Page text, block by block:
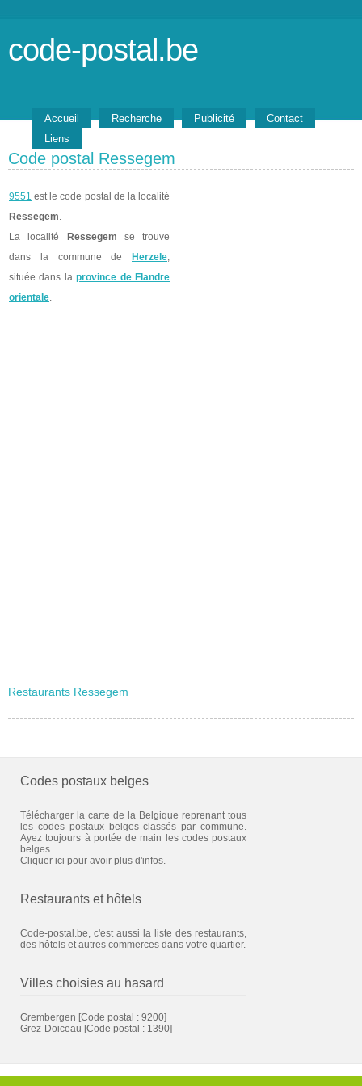
code-postal.be
Accueil Recherche Publicité
Contact
Liens
Code postal Ressegem
9551 est le code postal de la localité
Ressegem.
La localité
Ressegem se trouve
dans la commune de
Herzele,
située dans laprovince de Flandre
orientale.
Restaurants Ressegem
Codes postaux belges
Télécharger la carte de la Belgique reprenant tous
les codes postaux belges classés par commune.
Ayez toujours à portée de main les codes postaux
belges.
Cliquer ici pour avoir plus d'infos.
Restaurants et hôtels
Code-postal.be, c'est aussi la liste des restaurants,
des hôtels et autres commerces dans votre quartier.
Villes choisies au hasard
Grembergen [Code postal : 9200]
Grez-Doiceau [Code postal : 1390]